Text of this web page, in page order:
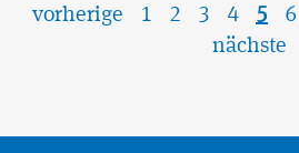
vorherige 1 2 3 4 5 6
nächste